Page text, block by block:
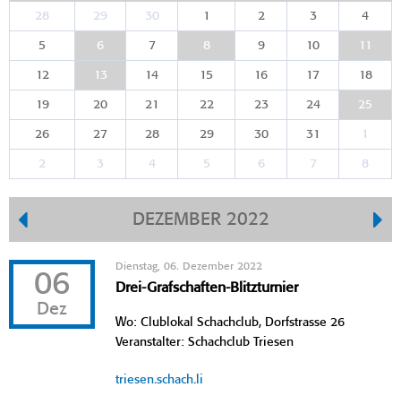
28 29 30 1 2 3 4
5 6 7 8 9 10 11
12 13 14 15 16 17 18
19 20 21 22 23 24 25
26 27 28 29 30 31 1
2 3 4 5 6 7 8
DEZEMBER 2022
06
Dez
Dienstag, 06. Dezember 2022
Drei-Grafschaften-Blitzturnier
Wo: Clublokal Schachclub, Dorfstrasse 26
Veranstalter: Schachclub Triesen
triesen.schach.li